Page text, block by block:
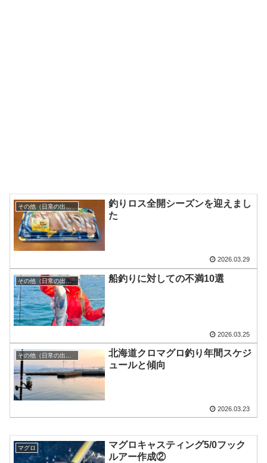
その他（日常の出来事）
釣りロス全開シーズンを迎えまし
た
2026.03.29
その他（日常の出来事） 船釣りに対しての不満10選
2026.03.25
その他（日常の出来事）
北海道クロマグロ釣り年間スケジ
ュールと傾向
2026.03.23
マグロ
マグロキャスティング5/0フック
ルアー作成②